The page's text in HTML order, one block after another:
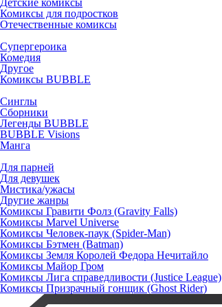
Детские комиксы
Комиксы для подростков
Отечественные комиксы
Супергероика
Комедия
Другое
Комиксы BUBBLE
Синглы
Сборники
Легенды BUBBLE
BUBBLE Visions
Манга
Для парней
Для девушек
Мистика/ужасы
Другие жанры
Комиксы Гравити Фолз (Gravity Falls)
Комиксы Marvel Universe
Комиксы Человек-паук (Spider-Man)
Комиксы Бэтмен (Batman)
Комиксы Земля Королей Федора Нечитайло
Комиксы Майор Гром
Комиксы Лига справедливости (Justice League)
Комиксы Призрачный гонщик (Ghost Rider)